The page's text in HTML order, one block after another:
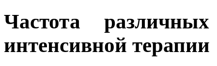
Частота
интенсивной терапии